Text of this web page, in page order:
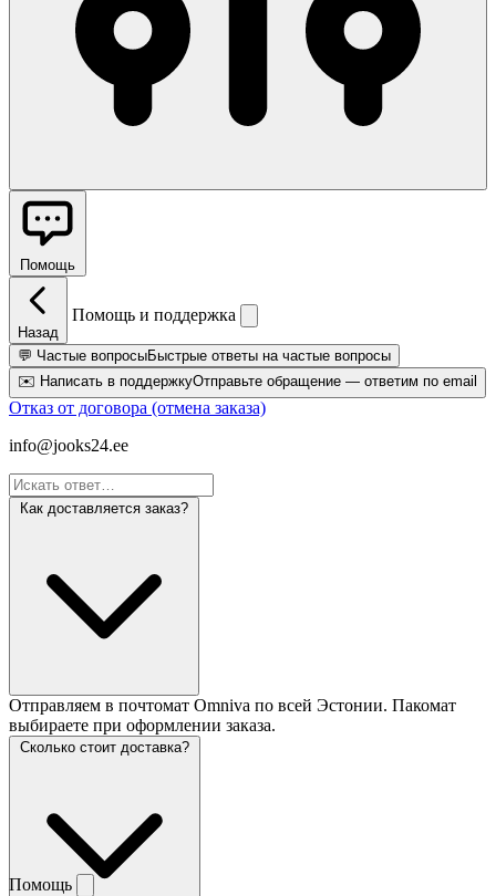
Помощь
Назад
Помощь и поддержка
💬 Частые вопросыБыстрые ответы на частые вопросы
✉️ Написать в поддержкуОтправьте обращение — ответим по email
Отказ от договора (отмена заказа)
info@jooks24.ee
Как доставляется заказ?
Отправляем в почтомат Omniva по всей Эстонии. Пакомат
выбираете при оформлении заказа.
Сколько стоит доставка?
Помощь